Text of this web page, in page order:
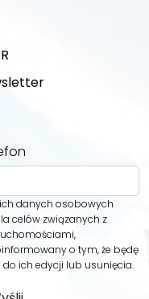
danych osobowych
celów związanych z
o tym, że będę
ich edycji lub usunięcia.